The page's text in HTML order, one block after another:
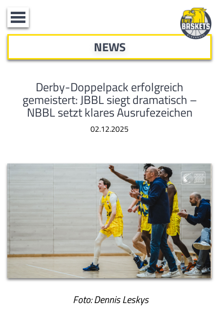
Toggle
navigation
NEWS
Derby-Doppelpack erfolgreich
gemeistert: JBBL siegt dramatisch –
NBBL setzt klares Ausrufezeichen
02.12.2025
Foto: Dennis Leskys